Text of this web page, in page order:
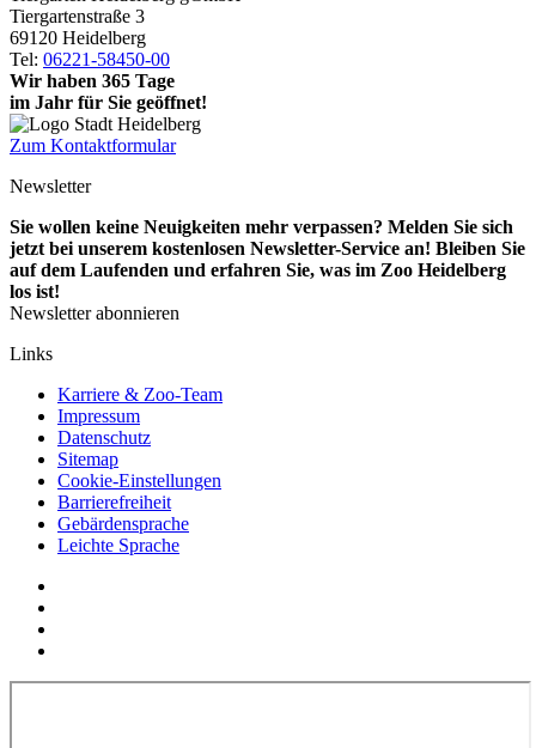
Tiergartenstraße 3
69120 Heidelberg
Tel: 06221-58450-00
Wir haben 365 Tage
im Jahr für Sie geöffnet!
Zum Kontaktformular
Newsletter
Sie wollen keine Neuigkeiten mehr verpassen? Melden Sie sich
jetzt bei unserem kostenlosen Newsletter-Service an! Bleiben Sie
auf dem Laufenden und erfahren Sie, was im Zoo Heidelberg
los ist!
Newsletter abonnieren
Links
Karriere & Zoo-Team
Impressum
Datenschutz
Sitemap
Cookie-Einstellungen
Barrierefreiheit
Gebärdensprache
Leichte Sprache
Social
Media